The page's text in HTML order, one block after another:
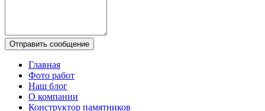
Отправить сообщение
Главная
Фото работ
Наш блог
О компании
Конструктор памятников